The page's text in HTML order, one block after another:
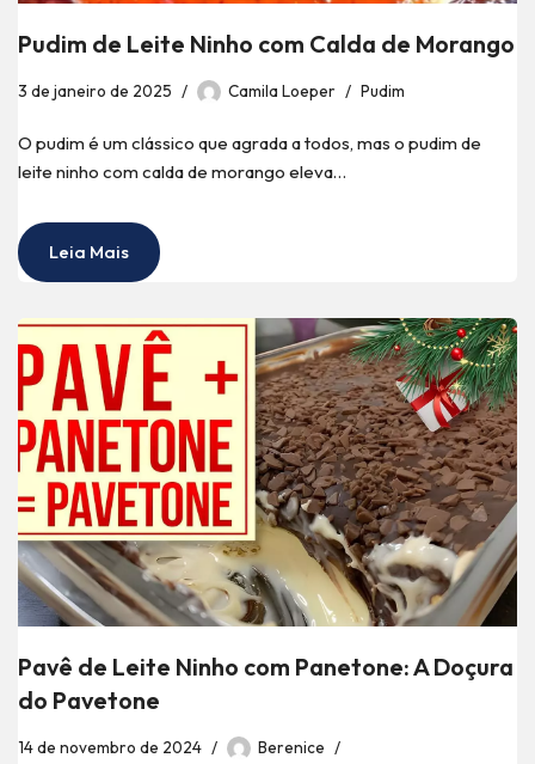
Pudim de Leite Ninho com Calda de Morango
3 de janeiro de 2025 Camila Loeper Pudim
O pudim é um clássico que agrada a todos, mas o pudim de
leite ninho com calda de morango eleva…
Leia Mais
Pavê de Leite Ninho com Panetone: A Doçura
do Pavetone
14 de novembro de 2024
Berenice